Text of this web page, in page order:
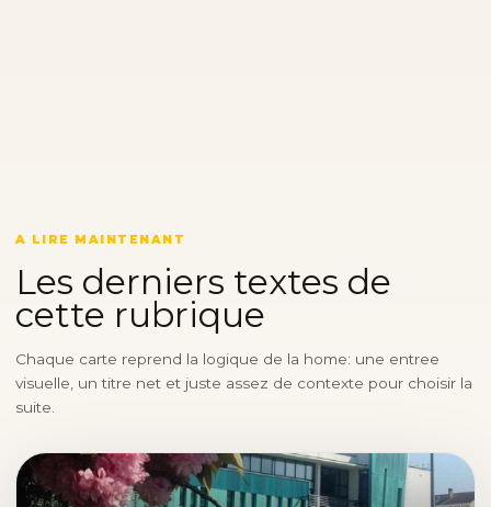
A LIRE MAINTENANT
Les derniers textes de
cette rubrique
Chaque carte reprend la logique de la home: une entree
visuelle, un titre net et juste assez de contexte pour choisir la
suite.